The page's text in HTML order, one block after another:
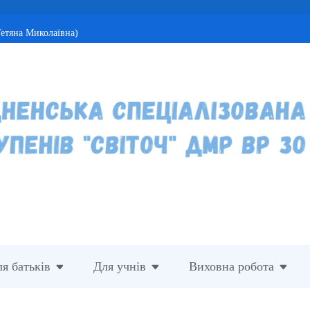
Миколаївна)
батьків Для учнів Виховна робота